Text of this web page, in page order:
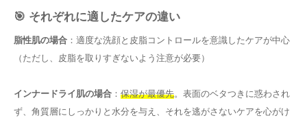
🎯 それぞれに適したケアの違い
脂性肌の場合 ：適度な洗顔と皮脂コントロールを意識したケアが中心
（ただし、皮脂を取りすぎないよう注意が必要）
インナードライ肌の場合 ： 保湿が最優先。表面のベタつきに惑わされ
ず、角質層にしっかりと水分を与え、それを逃がさないケアを心がけ